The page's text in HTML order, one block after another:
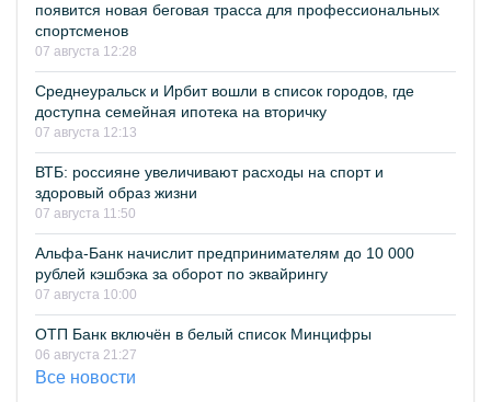
появится новая беговая трасса для профессиональных
спортсменов
07 августа 12:28
Среднеуральск и Ирбит вошли в список городов, где
доступна семейная ипотека на вторичку
07 августа 12:13
ВТБ: россияне увеличивают расходы на спорт и
здоровый образ жизни
07 августа 11:50
Альфа-Банк начислит предпринимателям до 10 000
рублей кэшбэка за оборот по эквайрингу
07 августа 10:00
ОТП Банк включён в белый список Минцифры
06 августа 21:27
Все новости